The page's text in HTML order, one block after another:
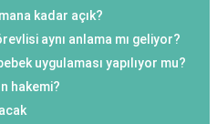
kadar açık?
aynı anlama mı geliyor?
uygulaması yapılıyor mu?
hakemi?